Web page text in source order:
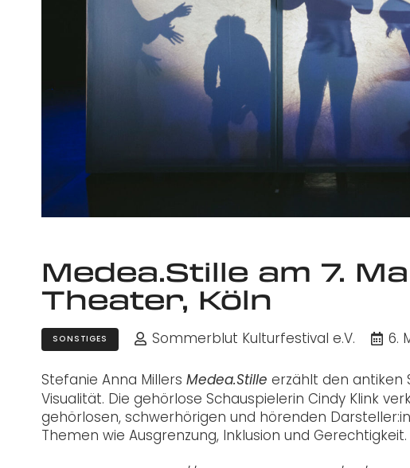
Medea.Stille am 7.
Theater, Köln
SONSTIGES Sommerblut Kulturfestival e.V. 6.
Stefanie Anna Millers Medea.Stille erzählt den antiken
Visualität. Die gehörlose Schauspielerin Cindy Klink
gehörlosen, schwerhörigen und hörenden
Themen wie Ausgrenzung, Inklusion und Gerechtigkeit.